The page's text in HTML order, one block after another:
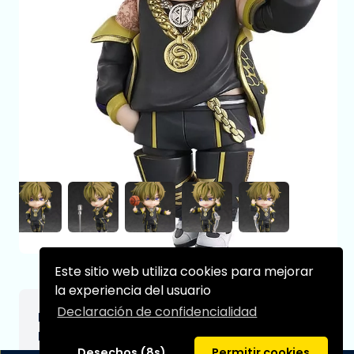
Este sitio web utiliza cookies para mejorar
la experiencia del usuario
Declaración de confidencialidad
Paradox Live Figura Nendoroid Chisei
Kuzuryu 10 cm